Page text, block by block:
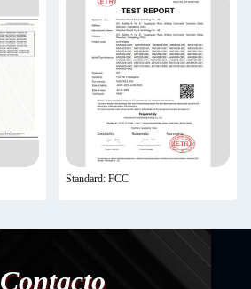
Standard: FCC
Contacto